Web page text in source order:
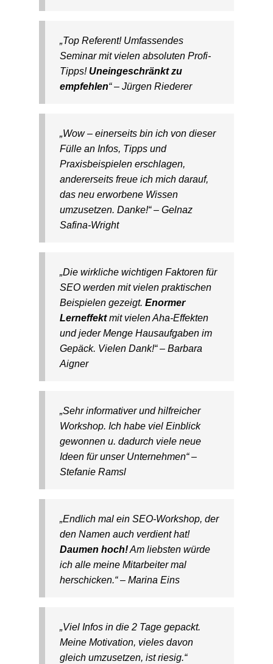
„Top Referent! Umfassendes
Seminar mit vielen absoluten Profi-
Tipps! Uneingeschränkt zu
empfehlen“ – Jürgen Riederer
„Wow – einerseits bin ich von dieser
Fülle an Infos, Tipps und
Praxisbeispielen erschlagen,
andererseits freue ich mich darauf,
das neu erworbene Wissen
umzusetzen. Danke!“ – Gelnaz
Safina-Wright
„Die wirkliche wichtigen Faktoren für
SEO werden mit vielen praktischen
Beispielen gezeigt. Enormer
Lerneffektmit vielen Aha-Effekten
und jeder Menge Hausaufgaben im
Gepäck. Vielen Dank!“ – Barbara
Aigner
„Sehr informativer und hilfreicher
Workshop. Ich habe viel Einblick
gewonnen u. dadurch viele neue
Ideen für unser Unternehmen“ –
Stefanie Ramsl
„Endlich mal ein SEO-Workshop, der
den Namen auch verdient hat!
Daumen hoch!Am liebsten würde
ich alle meine Mitarbeiter mal
herschicken.“ – Marina Eins
„Viel Infos in die 2 Tage gepackt.
Meine Motivation, vieles davon
gleich umzusetzen, ist riesig.“